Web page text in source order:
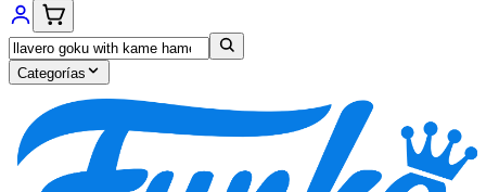
Categorías